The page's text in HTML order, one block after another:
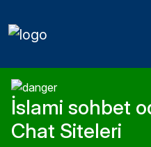
İslami sohbet
Chat Siteleri